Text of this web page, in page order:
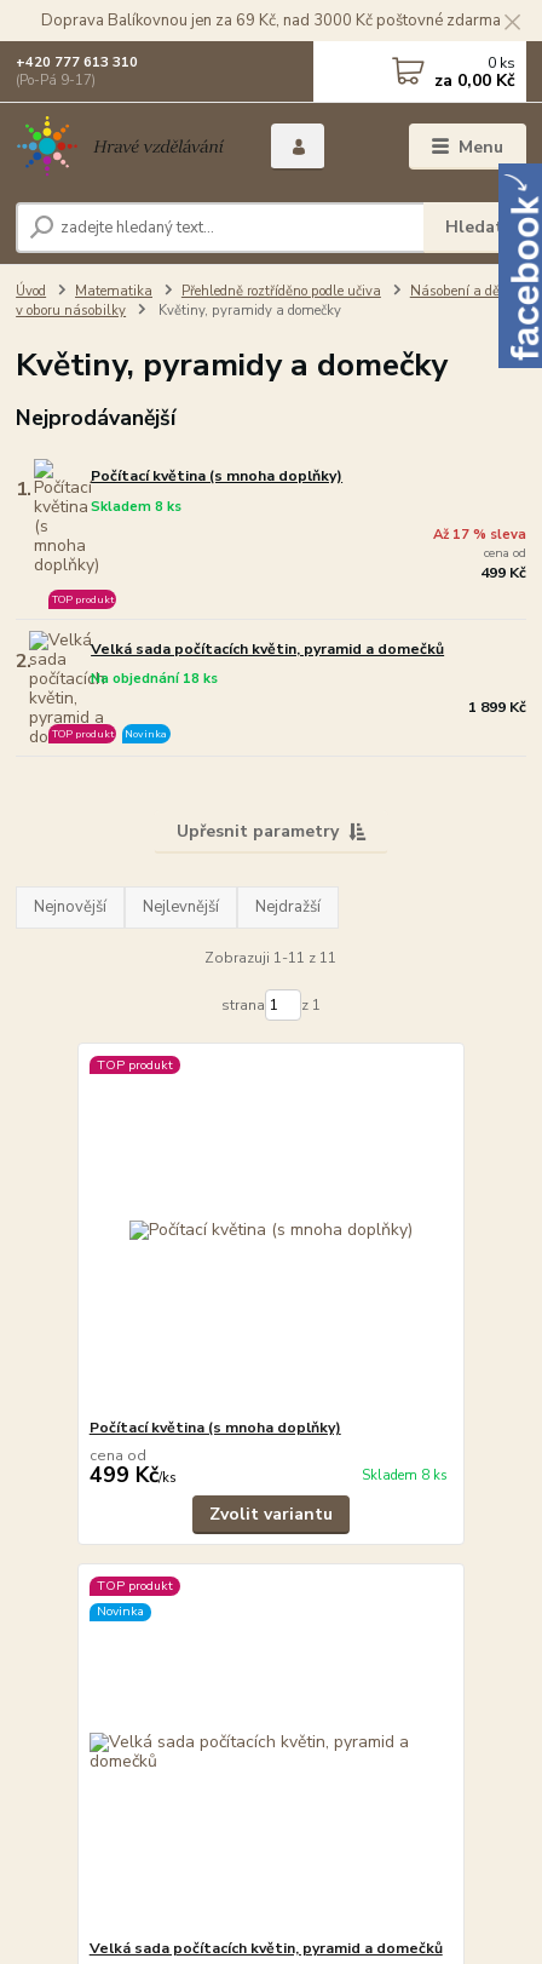
Doprava Balíkovnou jen za 69 Kč, nad 3000 Kč poštovné zdarma
Menu
Hledat
+420 777 613 310
(Po-Pá 9-17)
0 ks
za 0,00 Kč
Úvod Matematika Přehledně roztříděno podle učiva
Násobení a dělení
v oboru násobilky
Květiny, pyramidy a domečky
Květiny, pyramidy a domečky
Nejprodávanější
1. Počítací květina (s mnoha doplňky)
Skladem 8 ks
TOP produkt
Až 17 % sleva
cena od
499 Kč
2. Velká sada počítacích květin, pyramid a domečků
Na objednání 18 ks
TOP produkt Novinka
1 899 Kč
Upřesnit parametry
Nejnovější Nejlevnější Nejdražší
Zobrazuji 1-11 z 11
strana z 1
TOP produkt
Počítací květina (s mnoha doplňky)
cena od
499 Kč/ks Skladem 8 ks
Zvolit variantu
TOP produkt
Novinka
Velká sada počítacích květin, pyramid a domečků